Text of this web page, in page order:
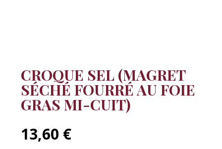
CROQUE SEL (MAGRET
SÉCHÉ FOURRÉ AU FOIE
GRAS MI-CUIT)
13,60 €